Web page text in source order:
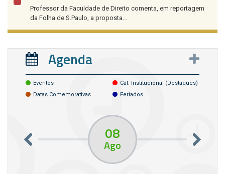
Professor da Faculdade de Direito comenta, em reportagem
da Folha de S.Paulo, a proposta...
Agenda
Eventos
Cal. Institucional (destaques)
Datas Comemorativas
Feriados
08
Ago